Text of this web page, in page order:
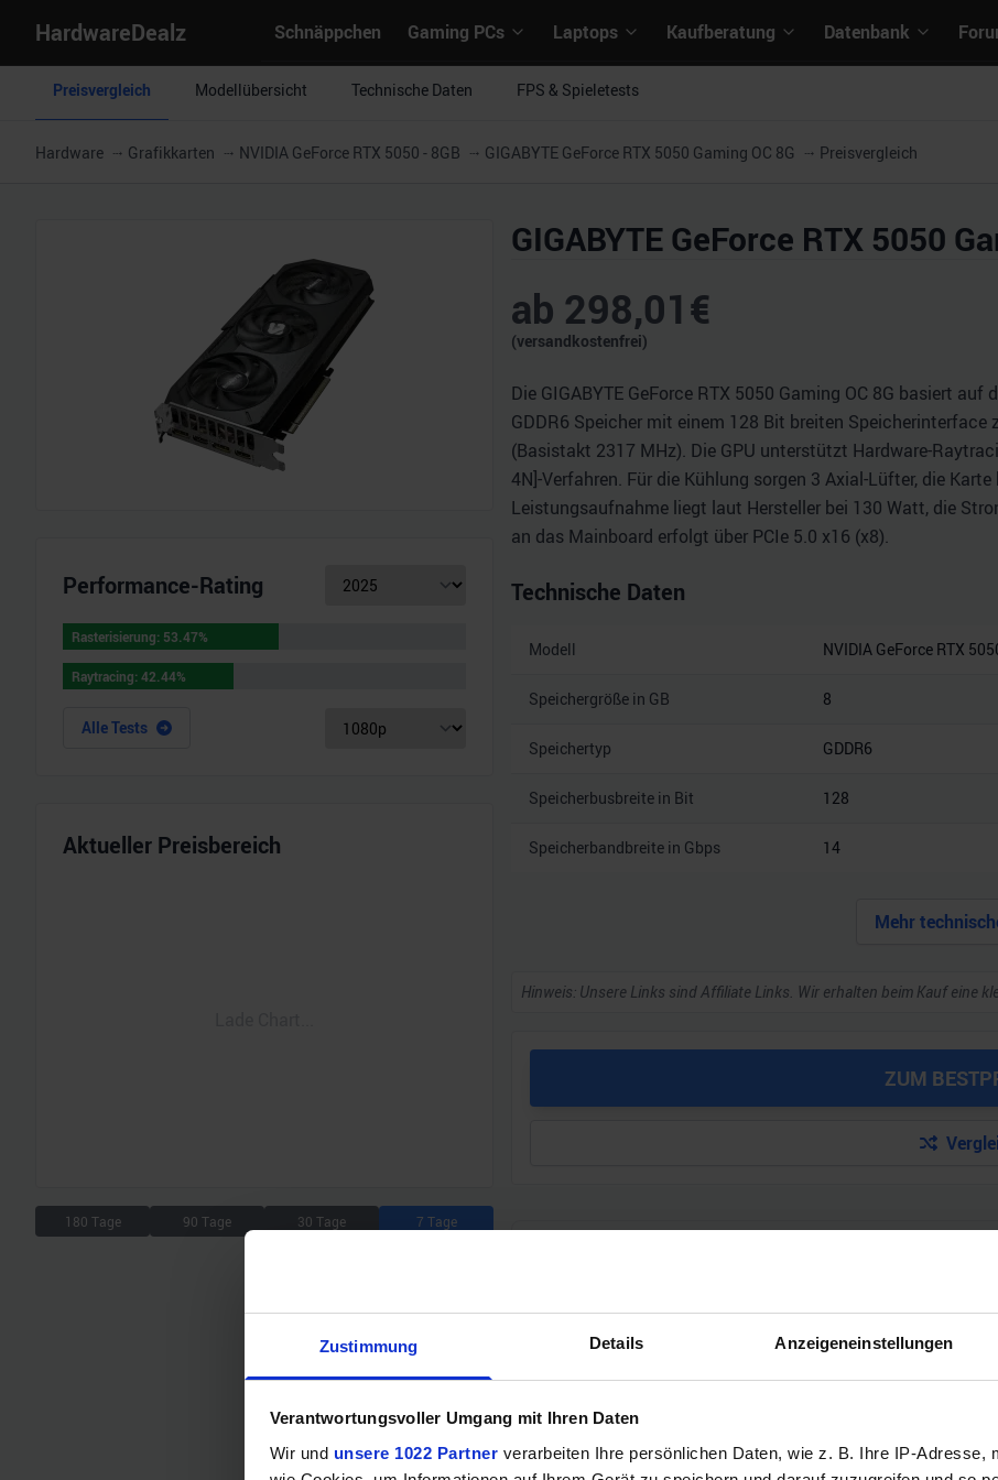
Zustimmung Details Anzeigeneinstellungen
Verantwortungsvoller Umgang mit Ihren Daten
Wir und unsere 1022 Partner verarbeiten Ihre persönlichen Daten, wie z. B. Ihre IP-Adresse,
HardwareDealz Schnäppchen Gaming PCs Laptops Kaufberatung Datenbank
Preisvergleich Modellübersicht Technische Daten FPS & Spieletests
Hardware Grafikkarten NVIDIA GeForce RTX 5050 - 8GB GIGABYTE GeForce RTX 5050 Gaming OC 8G Preisvergleich
Performance-Rating
Rasterisierung: 53.47%
Rasterisierung: 53.47%
Raytracing: 42.44%
Raytracing:42.44%
Alle Tests
Aktueller Preisbereich
180 Tage 90 Tage 30 Tage 7 Tage
GIGABYTE GeForce RTX 5050
ab 298,01€
(versandkostenfrei)
Die GIGABYTE GeForce RTX 5050 Gaming OC 8G basiert
GDDR6 Speicher mit einem 128 Bit breiten
(Basistakt 2317 MHz). Die GPU unterstützt Hardware-
4N]-Verfahren. Für die Kühlung sorgen 3 Axial-Lüfter, die
Leistungsaufnahme liegt laut Hersteller bei 130 Watt, die
an das Mainboard erfolgt über PCIe 5.0 x16 (x8).
Technische Daten
Modell NVIDIA GeForce RTX
Speichergröße in GB 8
Speichertyp GDDR6
Speicherbusbreite in Bit 128
Speicherbandbreite in Gbps 14
Mehr
Hinweis: Unsere Links sind Affiliate Links. Wir erhalten beim Kauf eine
ZUM
Bis zum 21. August hast du die Chance, bei unserem Gewinnspiel
Jetzt teilnehmen!